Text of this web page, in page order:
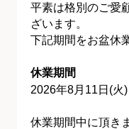
平素は格別のご愛
ざいます。
下記期間をお盆休
休業期間
2026年8月11日(火
休業期間中に頂き